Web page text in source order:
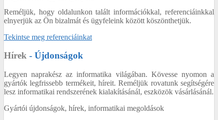
Reméljük, hogy oldalunkon talált információkkal, referenciáinkkal
elnyerjük az Ön bizalmát és ügyfeleink között köszönthetjük.
Tekintse meg referenciáinkat
Hírek - Újdonságok
Legyen naprakész az informatika világában. Kövesse nyomon a
gyártók legfrissebb termékeit, híreit. Reméljük rovatunk segítségére
lesz informatikai rendszerének kialakításánál, eszközök vásárlásánál.
Gyártói újdonságok, hírek, informatikai megoldások